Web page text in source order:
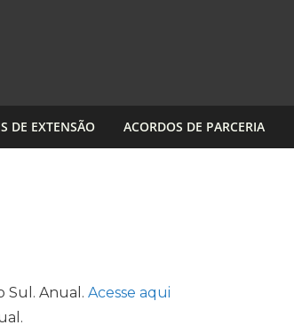
DE EXTENSÃO ACORDOS DE PARCERIA
Sul. Anual. Acesse aqui